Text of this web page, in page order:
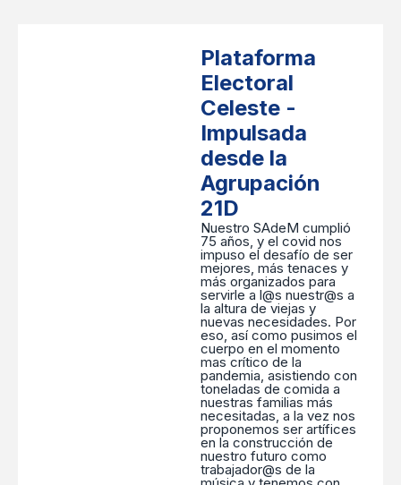
Plataforma
Electoral
Celeste -
Impulsada
desde la
Agrupación
21D
Nuestro SAdeM cumplió
75 años, y el covid nos
impuso el desafío de ser
mejores, más tenaces y
más organizados para
servirle a l@s nuestr@s a
la altura de viejas y
nuevas necesidades. Por
eso, así como pusimos el
cuerpo en el momento
mas crítico de la
pandemia, asistiendo con
toneladas de comida a
nuestras familias más
necesitadas, a la vez nos
proponemos ser artífices
en la construcción de
nuestro futuro como
trabajador@s de la